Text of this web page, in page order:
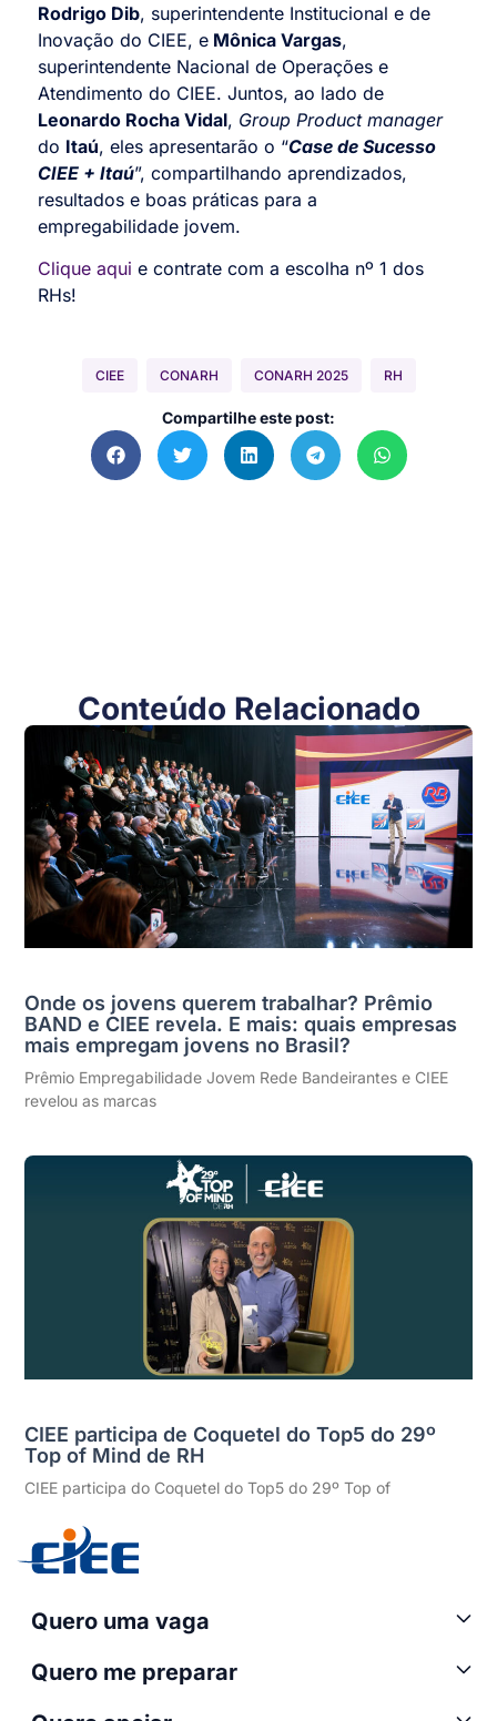
Rodrigo Dib, superintendente Institucional e de
Inovação do CIEE, e Mônica Vargas,
superintendente Nacional de Operações e
Atendimento do CIEE. Juntos, ao lado de
Leonardo Rocha Vidal, Group Product manager
do Itaú, eles apresentarão o “Case de Sucesso
CIEE + Itaú”, compartilhando aprendizados,
resultados e boas práticas para a
empregabilidade jovem.
Clique aqui e contrate com a escolha nº 1 dos
RHs!
CIEE CONARH CONARH 2025 RH
Compartilhe este post:
Conteúdo Relacionado
Onde os jovens querem trabalhar? Prêmio
BAND e CIEE revela. E mais: quais empresas
mais empregam jovens no Brasil?
Prêmio Empregabilidade Jovem Rede Bandeirantes e CIEE
revelou as marcas
CIEE participa de Coquetel do Top5 do 29º
Top of Mind de RH
CIEE participa do Coquetel do Top5 do 29º Top of
Quero uma vaga
Quero me preparar